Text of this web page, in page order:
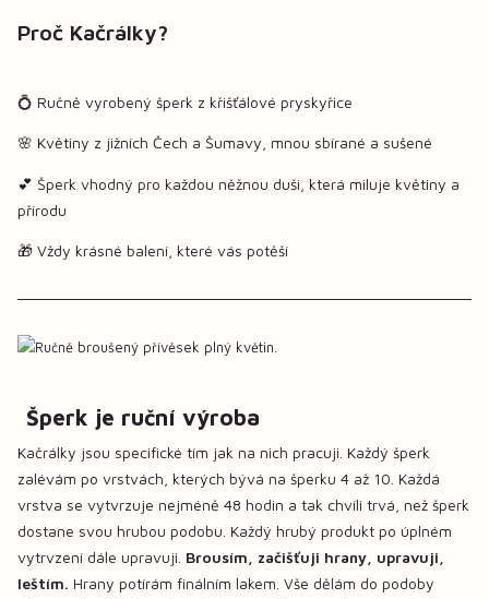
Proč Kačrálky?
💍 Ručně vyrobený šperk z křišťálové pryskyřice
🌸 Květiny z jižních Čech a Šumavy, mnou sbírané a sušené
💕 Šperk vhodný pro každou něžnou duši, která miluje květiny a
přírodu
🎁 Vždy krásné balení, které vás potěší
Šperk je ruční výroba
Kačrálky jsou specifické tím jak na nich pracuji. Každý šperk
zalévám po vrstvách, kterých bývá na šperku 4 až 10. Každá
vrstva se vytvrzuje nejméně 48 hodin a tak chvíli trvá, než šperk
dostane svou hrubou podobu. Každý hrubý produkt po úplném
vytrvzení dále upravuji. Brousím, začišťuji hrany, upravuji,
leštím. Hrany potírám finálním lakem. Vše dělám do podoby